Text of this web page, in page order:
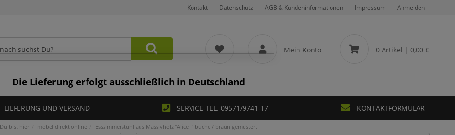
Kontakt Datenschutz AGB & Kundeninformationen Impressum Anmelden
Mein Konto 0 Artikel | 0,00 €
Die Lieferung erfolgt ausschließlich in Deutschland
LIEFERUNG UND VERSAND SERVICE-TEL. 09571/9741-17 KONTAKTFORMULAR
Du bist hier möbel direkt online Esszimmerstuhl aus Massivholz "Alice I" buche / braun gemustert